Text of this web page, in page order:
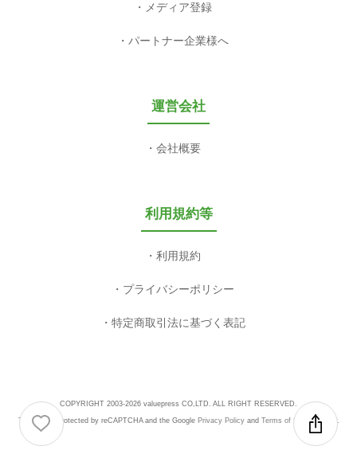
メディア登録
パートナー企業様へ
運営会社
会社概要
利用規約等
利用規約
プライバシーポリシー
特定商取引法に基づく表記
COPYRIGHT 2003-2026 valuepress CO,LTD. ALL RIGHT RESERVED.
This site is protected by reCAPTCHA and the Google Privacy Policyand Terms of Serviceapply.